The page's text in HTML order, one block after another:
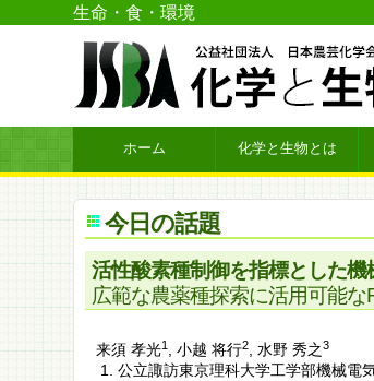
生命・食・環境
ホーム 化学と生物とは
今日の話題
活性酸素種制御を指標とした
広範な農薬種探索に活用可能な
来須 孝光1 ,小越 将行2 ,水野 秀之3
公立諏訪東京理科大学工学部機械電